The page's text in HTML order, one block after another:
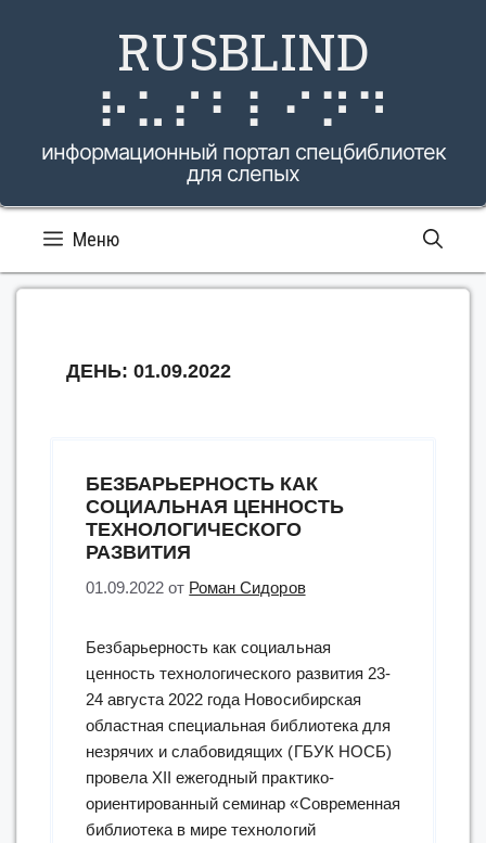
RUSBLIND
⠗⠥⠎⠃⠇⠊⠝⠙
информационный портал спецбиблиотек
для слепых
Меню
ДЕНЬ: 01.09.2022
БЕЗБАРЬЕРНОСТЬ КАК
СОЦИАЛЬНАЯ ЦЕННОСТЬ
ТЕХНОЛОГИЧЕСКОГО
РАЗВИТИЯ
01.09.2022 от Роман Сидоров
Безбарьерность как социальная
ценность технологического развития 23-
24 августа 2022 года Новосибирская
областная специальная библиотека для
незрячих и слабовидящих (ГБУК НОСБ)
провела XII ежегодный практико-
ориентированный семинар «Современная
библиотека в мире технологий